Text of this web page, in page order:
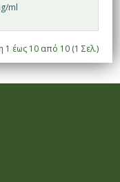
ml
1 έως 10 από 10 (1 Σελ.)